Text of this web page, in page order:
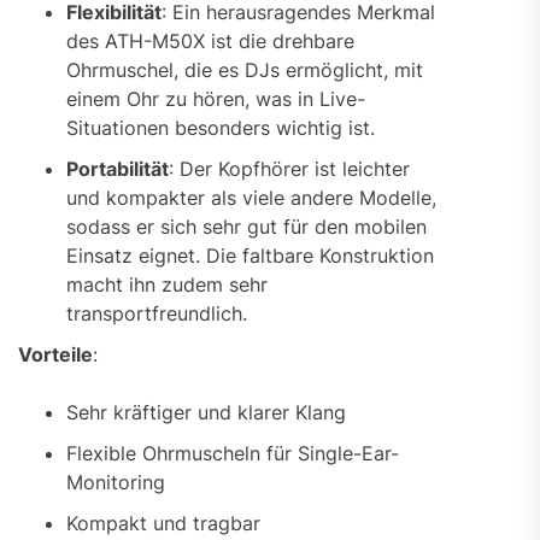
Flexibilität: Ein herausragendes Merkmal
des ATH-M50X ist die drehbare
Ohrmuschel, die es DJs ermöglicht, mit
einem Ohr zu hören, was in Live-
Situationen besonders wichtig ist.
Portabilität: Der Kopfhörer ist leichter
und kompakter als viele andere Modelle,
sodass er sich sehr gut für den mobilen
Einsatz eignet. Die faltbare Konstruktion
macht ihn zudem sehr
transportfreundlich.
Vorteile:
Sehr kräftiger und klarer Klang
Flexible Ohrmuscheln für Single-Ear-
Monitoring
Kompakt und tragbar